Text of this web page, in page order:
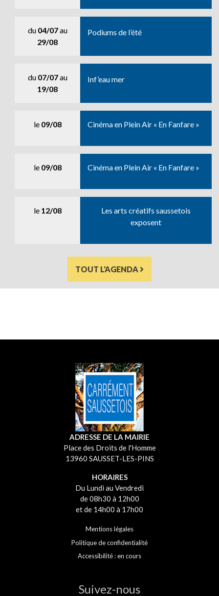
du 04/07au
29/08
Podiums de l’été
du 07/07au
19/08
Inf’eau mer
le 09/08 Cinéma en Plein Air « En Fanfare »
le 09/08 Cinéma en Plein Air « En Fanfare »
le 12/08
Les arts créatifs saussetois
exposent
TOUT L'AGENDA
ADRESSE DE LA MAIRIE
Place des Droits de l'Homme
13960 SAUSSET-LES-PINS
HORAIRES
Du Lundi au Vendredi
de 08h30 à 12h00
et de 14h00 à 17h00
Mentions légales
Politique de confidentialité
Accessibilité : en cours
Suivez-nous